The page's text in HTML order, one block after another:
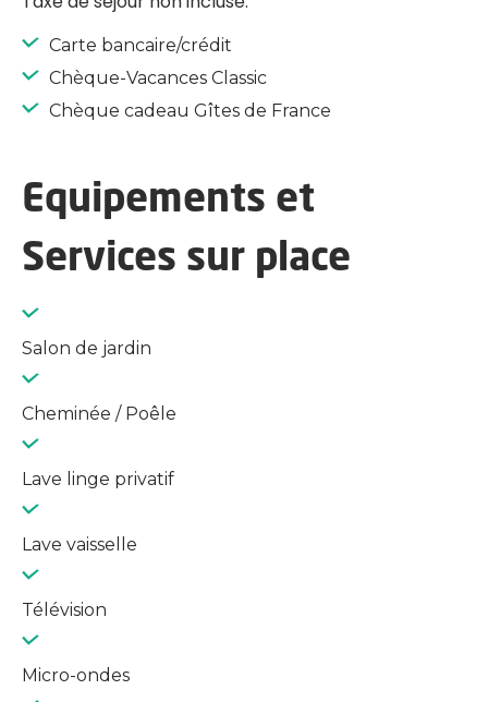
Carte bancaire/crédit
Chèque-Vacances Classic
Chèque cadeau Gîtes de France
Equipements et
Services sur place
Salon de jardin
Cheminée / Poêle
Lave linge privatif
Lave vaisselle
Télévision
Micro-ondes